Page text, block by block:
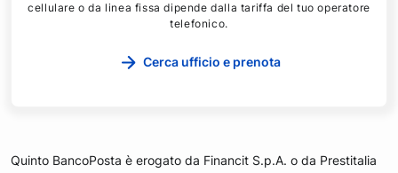
cellulare o da linea fissa dipende dalla tariffa del tuo operatore
telefonico.
Cerca ufficio e prenota
Quinto BancoPosta è erogato da Financit S.p.A. o da Prestitalia